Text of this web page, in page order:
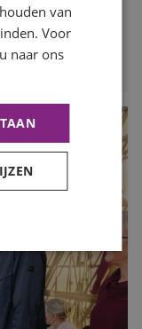
van
Voor
naar ons